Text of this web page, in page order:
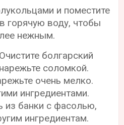
и поместите
горячую воду, чтобы
нежным.
болгарский
соломкой.
очень мелко.
ингредиентами.
из банки с фасолью,
ингредиентам.